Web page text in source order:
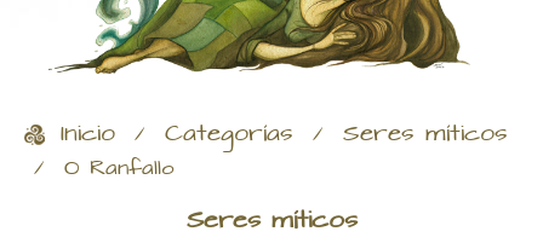
Inicio / Categorías / Seres míticos
/ O Ranfallo
Seres míticos